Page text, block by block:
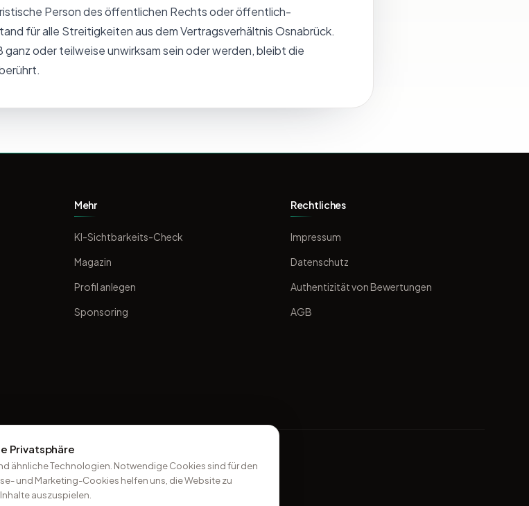
Person des öffentlichen Rechts oder öffentlich-
für alle Streitigkeiten aus dem Vertragsverhältnis Osnabrück.
oder teilweise unwirksam sein oder werden, bleibt die
Mehr
KI-Sichtbarkeits-Check
Magazin
Profil anlegen
Sponsoring
Rechtliches
Impressum
Datenschutz
Authentizität von Bewertungen
AGB
Privatsphäre
ähnliche Technologien. Notwendige Cookies sind für den
und Marketing-Cookies helfen uns, die Website zu
auszuspielen.